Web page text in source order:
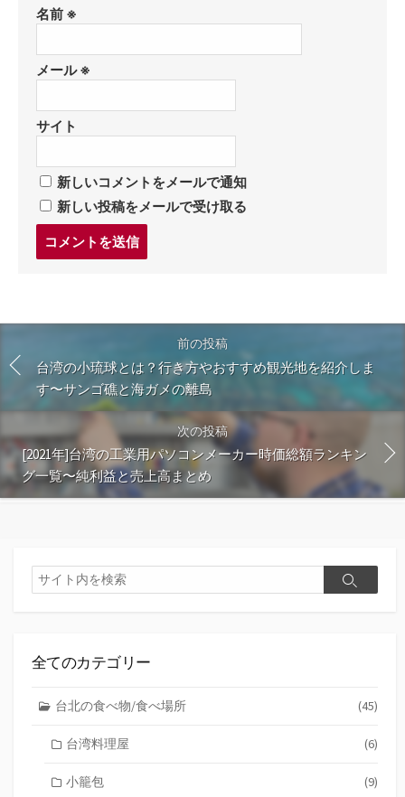
名前 ※
メール※
サイト
新しいコメントをメールで通知
新しい投稿をメールで受け取る
る
前の投稿
台湾の小琉球とは？行き方やおすすめ観光地を紹介しま
す〜サンゴ礁と海ガメの離島
次の投稿
[2021年]台湾の工業用パソコンメーカー時価総額ランキン
グ一覧〜純利益と売上高まとめ
検
索
検
全てのカテゴリー
台北の食べ物/食べ場所 (45)
台湾料理屋 (6)
小籠包 (9)